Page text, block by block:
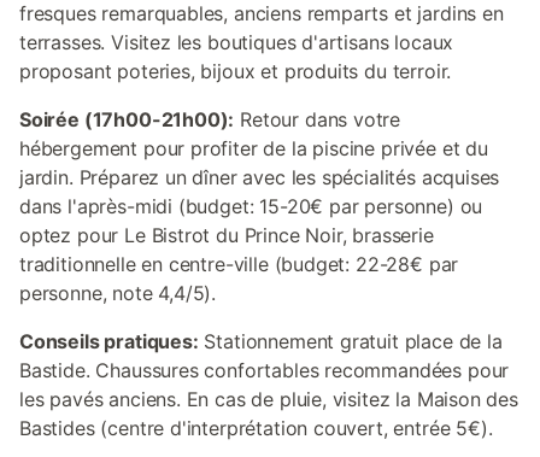
fresques remarquables, anciens remparts et jardins en
terrasses. Visitez les boutiques d'artisans locaux
proposant poteries, bijoux et produits du terroir.
Soirée (17h00-21h00): Retour dans votre
hébergement pour profiter de la piscine privée et du
jardin. Préparez un dîner avec les spécialités acquises
dans l'après-midi (budget: 15-20€ par personne) ou
optez pour Le Bistrot du Prince Noir, brasserie
traditionnelle en centre-ville (budget: 22-28€ par
personne, note 4,4/5).
Conseils pratiques: Stationnement gratuit place de la
Bastide. Chaussures confortables recommandées pour
les pavés anciens. En cas de pluie, visitez la Maison des
Bastides (centre d'interprétation couvert, entrée 5€).